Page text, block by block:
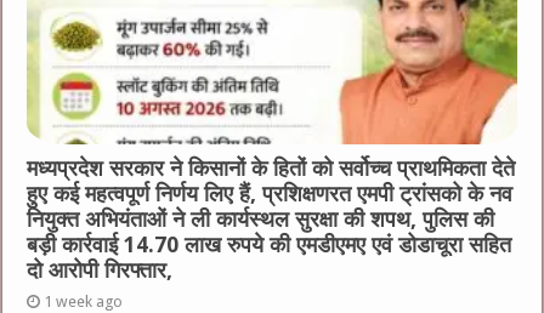
मध्यप्रदेश सरकार ने किसानों के हितों को सर्वोच्च प्राथमिकता देते
हुए कई महत्वपूर्ण निर्णय लिए हैं, प्रशिक्षणरत एमपी ट्रांसको के नव
नियुक्त अभियंताओं ने ली कार्यस्थल सुरक्षा की शपथ, पुलिस की
बड़ी कार्रवाई 14.70 लाख रुपये की एमडीएमए एवं डोडाचूरा सहित
दो आरोपी गिरफ्तार,
1 week ago